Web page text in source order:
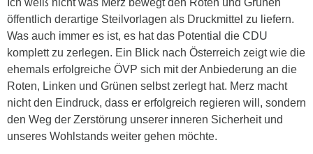
Ich weiß nicht was Merz bewegt den Roten und Grünen
öffentlich derartige Steilvorlagen als Druckmittel zu liefern.
Was auch immer es ist, es hat das Potential die CDU
komplett zu zerlegen. Ein Blick nach Österreich zeigt wie die
ehemals erfolgreiche ÖVP sich mit der Anbiederung an die
Roten, Linken und Grünen selbst zerlegt hat. Merz macht
nicht den Eindruck, dass er erfolgreich regieren will, sondern
den Weg der Zerstörung unserer inneren Sicherheit und
unseres Wohlstands weiter gehen möchte.